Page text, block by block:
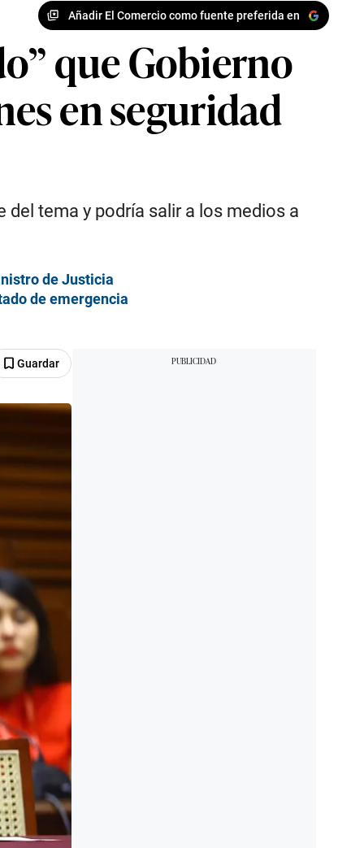
Añadir El Comercio como fuente preferida en
que Gobierno
en seguridad
tema y podría salir a los medios a
de Justicia
de emergencia
Guardar